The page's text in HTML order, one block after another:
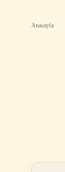
Anasayfa